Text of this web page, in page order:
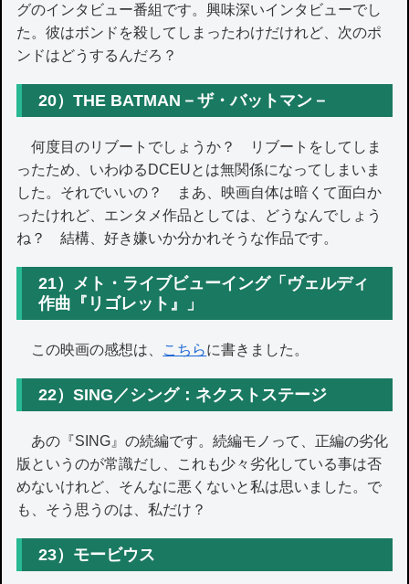
グのインタビュー番組です。興味深いインタビューでし
た。彼はボンドを殺してしまったわけだけれど、次のポ
ンドはどうするんだろ？
20）THE BATMAN－ザ・バットマン－
何度目のリブートでしょうか？ リブートをしてしま
ったため、いわゆるDCEUとは無関係になってしまいま
した。それでいいの？ まあ、映画自体は暗くて面白か
ったけれど、エンタメ作品としては、どうなんでしょう
ね？ 結構、好き嫌いか分かれそうな作品です。
21）メト・ライブビューイング「ヴェルディ
作曲『リゴレット』」
この映画の感想は、 こちらに書きました。
22）SING／シング：ネクストステージ
あの『SING』の続編です。続編モノって、正編の劣化
版というのが常識だし、これも少々劣化している事は否
めないけれど、そんなに悪くないと私は思いました。で
も、そう思うのは、私だけ？
23）モービウス